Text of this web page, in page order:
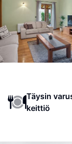
Täysin
keittiö